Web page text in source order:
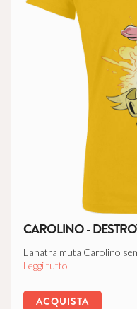
CAROLINO -
L'anatra muta Carolino
Leggi tutto
ACQUISTA